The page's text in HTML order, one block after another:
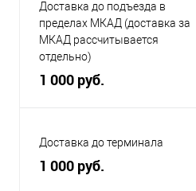
Доставка до подъезда в
пределах МКАД (доставка за
МКАД рассчитывается
отдельно)
1 000 руб.
Доставка до терминала
1 000 руб.